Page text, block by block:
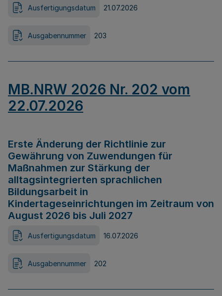
Ausfertigungsdatum 21.07.2026
Ausgabennummer 203
MB.NRW 2026 Nr. 202 vom
22.07.2026
Erste Änderung der Richtlinie zur
Gewährung von Zuwendungen für
Maßnahmen zur Stärkung der
alltagsintegrierten sprachlichen
Bildungsarbeit in
Kindertageseinrichtungen im Zeitraum von
August 2026 bis Juli 2027
Ausfertigungsdatum 16.07.2026
Ausgabennummer 202